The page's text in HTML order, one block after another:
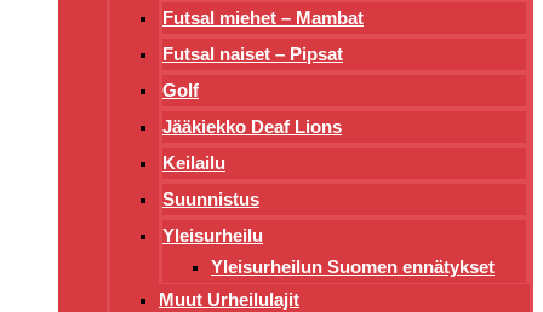
Futsal miehet – Mambat
Futsal naiset – Pipsat
Golf
Jääkiekko Deaf Lions
Keilailu
Suunnistus
Yleisurheilu
Yleisurheilun Suomen ennätykset
Muut Urheilulajit